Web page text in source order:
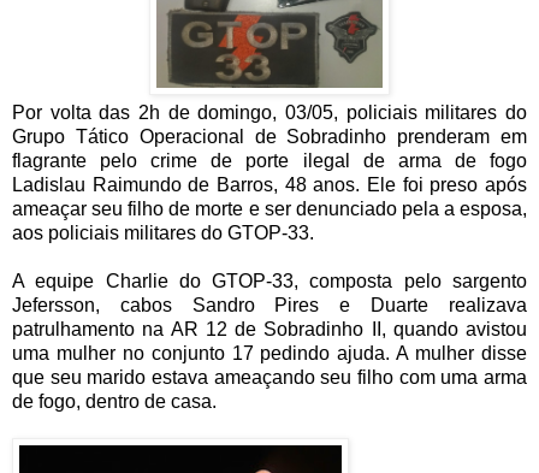
Por volta das 2h de domingo, 03/05, policiais militares do
Grupo Tático Operacional de Sobradinho prenderam em
flagrante pelo crime de porte ilegal de arma de fogo
Ladislau Raimundo de Barros, 48 anos. Ele foi preso após
ameaçar seu filho de morte e ser denunciado pela a esposa,
aos policiais militares do GTOP-33.
A equipe Charlie do GTOP-33, composta pelo sargento
Jefersson, cabos Sandro Pires e Duarte realizava
patrulhamento na AR 12 de Sobradinho II, quando avistou
uma mulher no conjunto 17 pedindo ajuda. A mulher disse
que seu marido estava ameaçando seu filho com uma arma
de fogo, dentro de casa.